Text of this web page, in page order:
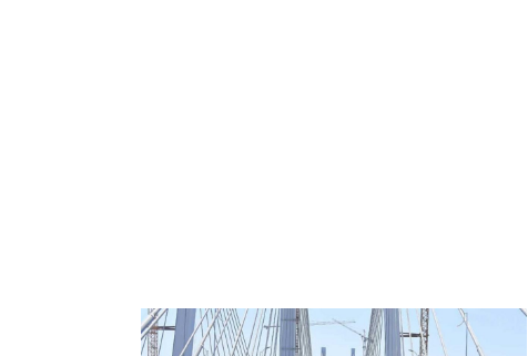
الرئيس عبد الفتاح السيسي يفتتح محور روض